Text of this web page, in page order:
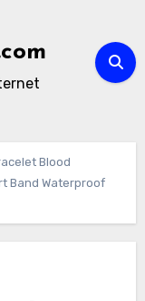
Blood
Band Waterproof